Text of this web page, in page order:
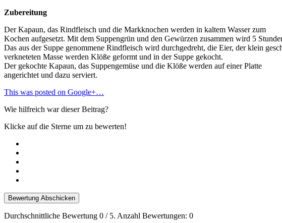
Zubereitung
Der Kapaun, das Rindfleisch und die Markknochen werden in kaltem Wasser zum
Kochen aufgesetzt. Mit dem Suppengrün und den Gewürzen zusammen wird 5
Das aus der Suppe genommene Rindfleisch wird durchgedreht, die Eier, der klein
verkneteten Masse werden Klöße geformt und in der Suppe gekocht.
Der gekochte Kapaun, das Suppengemüse und die Klöße werden auf einer Platte
angerichtet und dazu serviert.
This was posted on Google+…
Wie hilfreich war dieser Beitrag?
Klicke auf die Sterne um zu bewerten!
Bewertung Abschicken
Durchschnittliche Bewertung 0 / 5. Anzahl Bewertungen: 0